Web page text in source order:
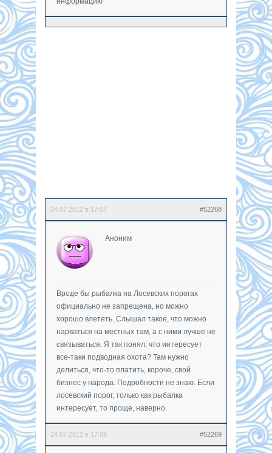
24.07.2012 в 17:07 #52268
Аноним
Вроде бы рыбалка на Лосевских порогах
официально не запрещена, но можно
хорошо влететь. Слышал такое, что можно
нарваться на местных там, а с ними лучше не
связываться. Я так понял, что интересует
все-таки подводная охота? Там нужно
делиться, что-то платить, короче, свой
бизнес у народа. Подробности не знаю. Если
лосевский порог, только как рыбалка
интересует, то проще, наверно.
24.07.2012 в 17:09 #52269